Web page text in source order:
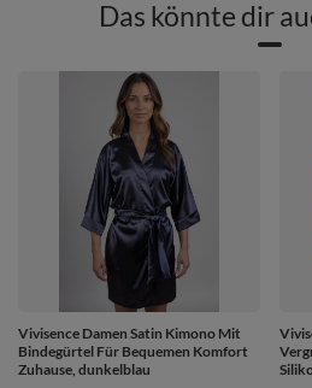
Das könnte dir
Vivisence Damen Satin Kimono Mit
Bindegürtel Für Bequemen Komfort
Zuhause, dunkelblau